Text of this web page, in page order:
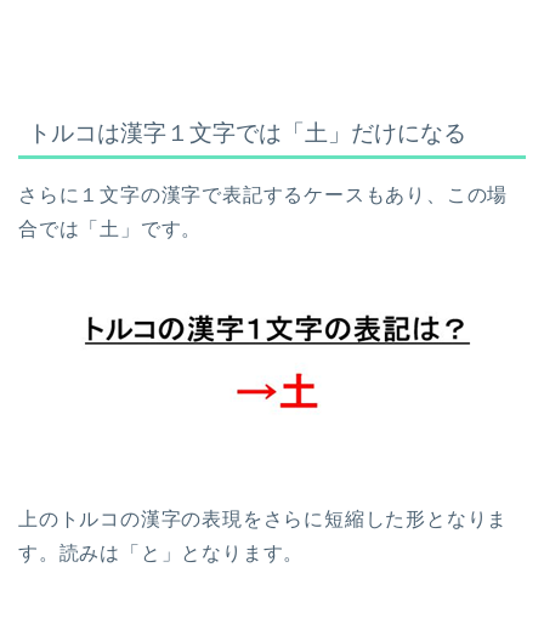
トルコは漢字１文字では「土」だけになる
さらに１文字の漢字で表記するケースもあり、この場
合では「土」です。
上のトルコの漢字の表現をさらに短縮した形となりま
す。読みは「と」となります。